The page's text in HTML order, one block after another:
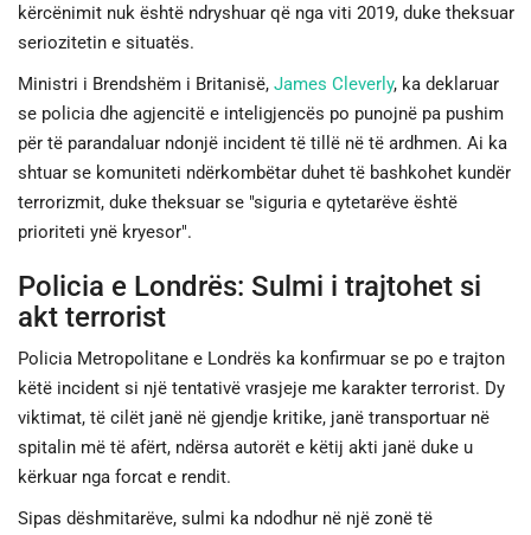
kërcënimit nuk është ndryshuar që nga viti 2019, duke theksuar
seriozitetin e situatës.
Ministri i Brendshëm i Britanisë, James Cleverly, ka deklaruar
se policia dhe agjencitë e inteligjencës po punojnë pa pushim
për të parandaluar ndonjë incident të tillë në të ardhmen. Ai ka
shtuar se komuniteti ndërkombëtar duhet të bashkohet kundër
terrorizmit, duke theksuar se "siguria e qytetarëve është
prioriteti ynë kryesor".
Policia e Londrës: Sulmi i trajtohet si
akt terrorist
Policia Metropolitane e Londrës ka konfirmuar se po e trajton
këtë incident si një tentativë vrasjeje me karakter terrorist. Dy
viktimat, të cilët janë në gjendje kritike, janë transportuar në
spitalin më të afërt, ndërsa autorët e këtij akti janë duke u
kërkuar nga forcat e rendit.
Sipas dëshmitarëve, sulmi ka ndodhur në një zonë të